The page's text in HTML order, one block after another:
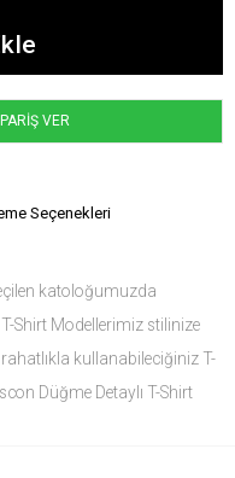
VER
Seçenekleri
katoloğumuzda
Shirt Modellerimiz stilinize
kullanabileciğiniz T-
Düğme Detaylı T-Shirt